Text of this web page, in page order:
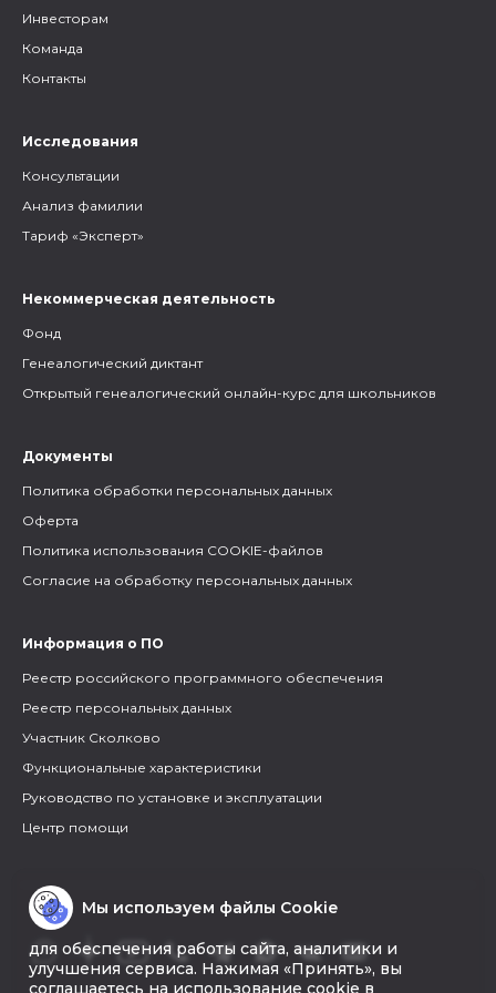
Инвесторам
Команда
Контакты
Исследования
Консультации
Анализ фамилии
Тариф «Эксперт»
Некоммерческая деятельность
Фонд
Генеалогический диктант
Открытый генеалогический онлайн-курс для школьников
Документы
Политика обработки персональных данных
Оферта
Политика использования COOKIE-файлов
Согласие на обработку персональных данных
Информация о ПО
Реестр российского программного обеспечения
Реестр персональных данных
Участник Сколково
Функциональные характеристики
Руководство по установке и эксплуатации
Центр помощи
Мы используем файлы Cookie
для обеспечения работы сайта, аналитики и
улучшения сервиса. Нажимая «Принять», вы
соглашаетесь на использование cookie в